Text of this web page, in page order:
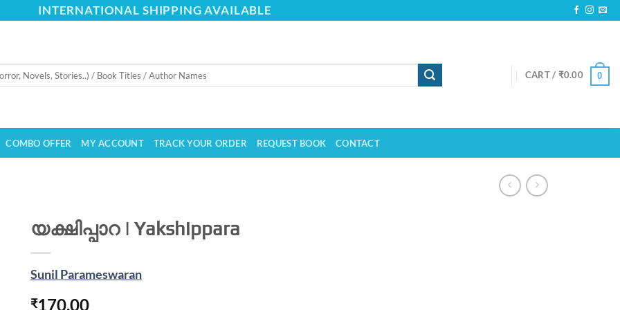
INTERNATIONAL SHIPPING AVAILABLE
CART / ₹0.00 0
COMBO OFFER MY ACCOUNT TRACK YOUR ORDER REQUEST BOOK CONTACT
യക്ഷിപ്പാറ | Yakshippara
Sunil Parameswaran
₹170.00